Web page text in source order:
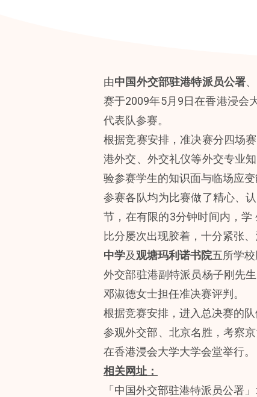
由中国外交部驻港特派员公署、
赛于2009年5月9日在香港浸会
代表队参赛。
根据竞赛安排，准决赛分四场
港外交、外交礼仪等外交专业
验参赛学生的知识面与临场应变
参赛各队均为比赛做了精心、
节，在有限的3分钟时间内，学
比分屡次出现胶着，十分紧张
中学及观塘玛利诺书院五所学
外交部驻港副特派员杨子刚先
邓淑德女士担任准决赛评判。
根据竞赛安排，进入总决赛的
参观外交部、北京名胜，考察
在香港浸会大学大学会堂举行。
相关网址：
「中国外交部驻港特派员公署